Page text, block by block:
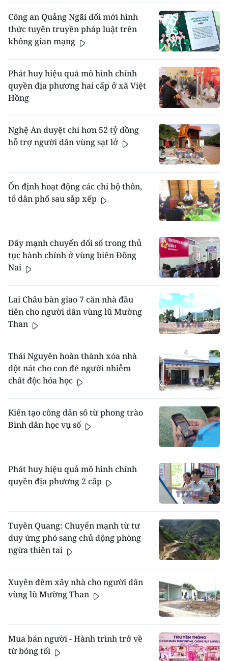
Công an Quảng Ngãi đổi mới hình
thức tuyên truyền pháp luật trên
không gian mạng
Phát huy hiệu quả mô hình chính
quyền địa phương hai cấp ở xã Việt
Hồng
Nghệ An duyệt chi hơn 52 tỷ đồng
hỗ trợ người dân vùng sạt lở
Ổn định hoạt động các chi bộ thôn,
tổ dân phố sau sắp xếp
Đẩy mạnh chuyển đổi số trong thủ
tục hành chính ở vùng biên Đồng
Nai
Lai Châu bàn giao 7 căn nhà đầu
tiên cho người dân vùng lũ Mường
Than
Thái Nguyên hoàn thành xóa nhà
dột nát cho con đẻ người nhiễm
chất độc hóa học
Kiến tạo công dân số từ phong trào
Bình dân học vụ số
Phát huy hiệu quả mô hình chính
quyền địa phương 2 cấp
Tuyên Quang: Chuyển mạnh từ tư
duy ứng phó sang chủ động phòng
ngừa thiên tai
Xuyên đêm xây nhà cho người dân
vùng lũ Mường Than
Mua bán người - Hành trình trở về
từ bóng tối